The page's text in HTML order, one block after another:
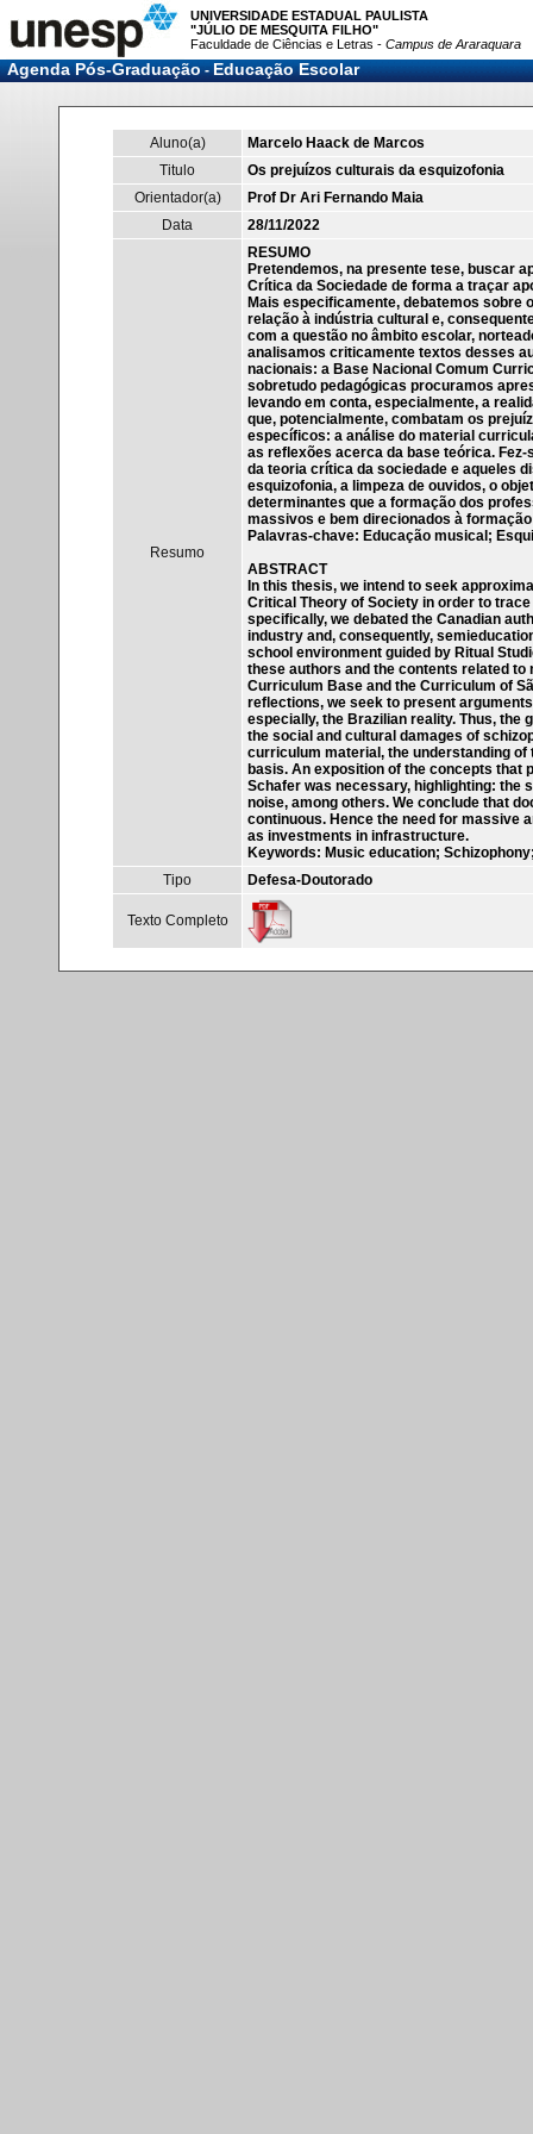
UNIVERSIDADE ESTADUAL PAULISTA
"JÚLIO DE MESQUITA FILHO"
Faculdade de Ciências e Letras - Campus de Araraquara
Agenda Pós-Graduação-Educação Escolar
Aluno(a)
Marcelo Haack de Marcos
Titulo
Os prejuízos culturais da esquizofonia
Orientador(a)
Prof Dr Ari Fernando Maia
Data
28/11/2022
Resumo
RESUMO
Pretendemos, na presente tese, buscar
Crítica da Sociedade de forma a traçar
Mais especificamente, debatemos sobre
relação à indústria cultural e,
com a questão no âmbito escolar,
analisamos criticamente textos desses
nacionais: a Base Nacional Comum
sobretudo pedagógicas procuramos
levando em conta, especialmente, a
que, potencialmente, combatam os
específicos: a análise do material
as reflexões acerca da base teórica.
da teoria crítica da sociedade e aqueles
esquizofonia, a limpeza de ouvidos, o
determinantes que a formação dos
massivos e bem direcionados à
Palavras-chave: Educação musical;
ABSTRACT
In this thesis, we intend to seek
Critical Theory of Society in order to
specifically, we debated the Canadian
industry and, consequently,
school environment guided by Ritual
these authors and the contents related
Curriculum Base and the Curriculum of
reflections, we seek to present
especially, the Brazilian reality. Thus, the
the social and cultural damages of
curriculum material, the understanding
basis. An exposition of the concepts
Schafer was necessary, highlighting: the
noise, among others. We conclude that
continuous. Hence the need for massive
as investments in infrastructure.
Keywords: Music education;
Tipo
Defesa-Doutorado
Texto Completo